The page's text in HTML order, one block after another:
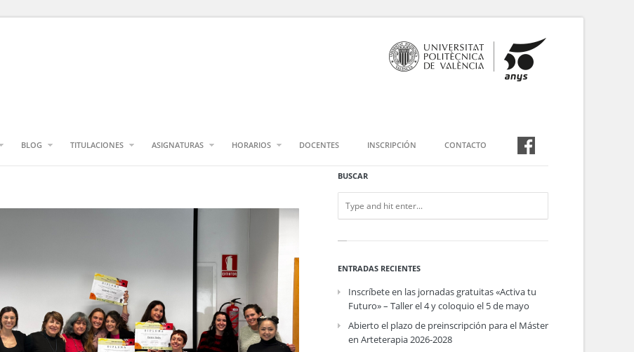
BLOG TITULACIONES ASIGNATURAS HORARIOS DOCENTES INSCRIPCIÓN CONTACTO
BUSCAR
ENTRADAS RECIENTES
Inscríbete en las jornadas gratuitas «Activa tu
Futuro» – Taller el 4 y coloquio el 5 de mayo
Abierto el plazo de preinscripción para el Máster
en Arteterapia 2026-2028